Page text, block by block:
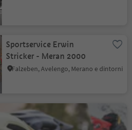
Sportservice Erwin
Stricker - Meran 2000
Falzeben, Avelengo, Merano e dintorni
Sport Laurin Ski & Bike
Rental